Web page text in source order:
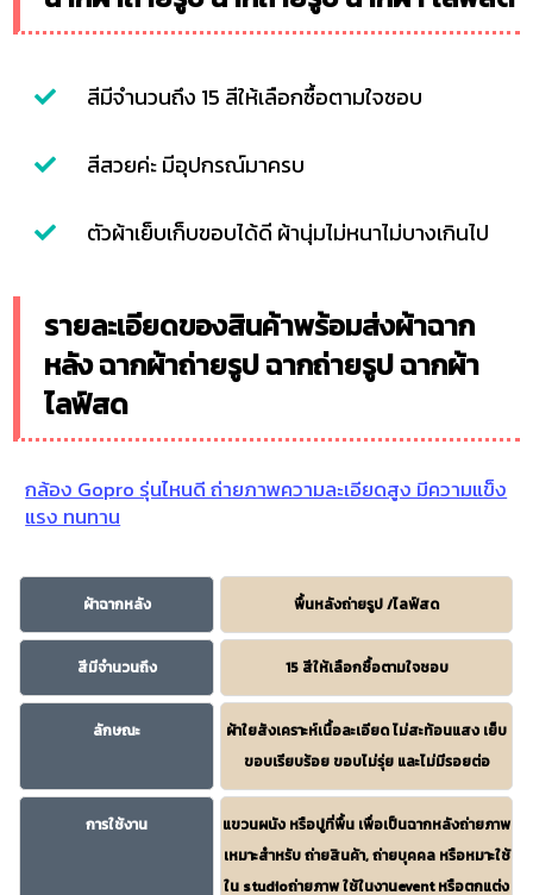
สีมีจำนวนถึง 15 สีให้เลือกซื้อตามใจชอบ
สีสวยค่ะ มีอุปกรณ์มาครบ
ตัวผ้าเย็บเก็บขอบได้ดี ผ้านุ่มไม่หนาไม่บางเกินไป
รายละเอียดของสินค้าพร้อมส่งผ้าฉาก
หลัง ฉากผ้าถ่ายรูป ฉากถ่ายรูป ฉากผ้า
ไลฟ์สด
กล้อง Gopro รุ่นไหนดี ถ่ายภาพความละเอียดสูง มีความแข็ง
แรง ทนทาน
ผ้าฉากหลัง พื้นหลังถ่ายรูป /ไลฟ์สด
สีมีจำนวนถึง 15 สีให้เลือกซื้อตามใจชอบ
ลักษณะ
ผ้าใยสังเคราะห์เนื้อละเอียด ไม่สะท้อนแสง เย็บ
ขอบเรียบร้อย ขอบไม่รุ่ย และไม่มีรอยต่อ
การใช้งาน
แขวนผนัง หรือปูที่พื้น เพื่อเป็นฉากหลังถ่ายภาพ
เหมาะสำหรับ ถ่ายสินค้า, ถ่ายบุคคล หรือหมาะใช้
ใน studioถ่ายภาพ ใช้ในงานevent หรือตกแต่ง